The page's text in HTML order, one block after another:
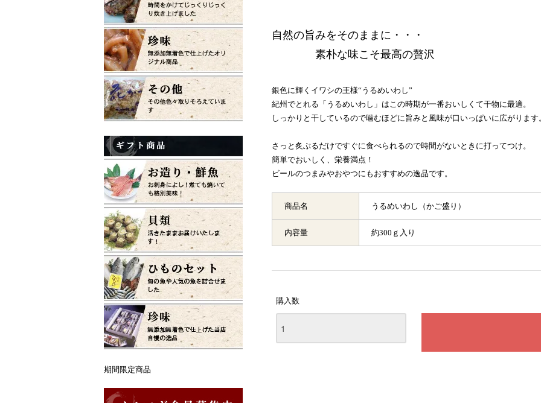
自然の旨みをそのままに・・・
素朴な味こそ最高の贅沢
銀色に輝くイワシの王様“うるめいわし”
紀州でとれる「うるめいわし」はこの時期が一番おいしくて干物に最適。
しっかりと干しているので噛むほどに旨みと風味が口いっぱいに広がります
さっと炙ぶるだけですぐに食べられるので時間がないときに打ってつけ。
簡単でおいしく、栄養満点！
ビールのつまみやおやつにもおすすめの逸品です。
商品名 うるめいわし（かご盛り）
内容量 約300ｇ入り
購入数
期間限定商品